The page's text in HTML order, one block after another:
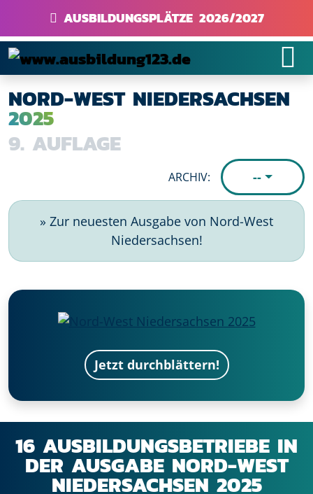
AUSBILDUNGSPLÄTZE 2026/2027
NORD-WEST NIEDERSACHSEN
2025
9. AUFLAGE
ARCHIV: --
» Zur neuesten Ausgabe von Nord-West
Niedersachsen!
Jetzt durchblättern!
16 AUSBILDUNGSBETRIEBE IN
DER AUSGABE NORD-WEST
NIEDERSACHSEN 2025